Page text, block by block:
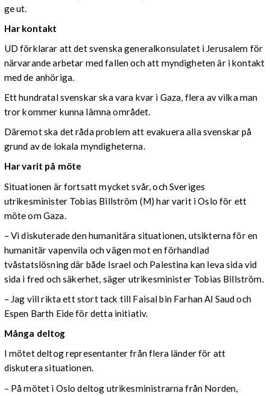
ge ut.
Har kontakt
UD förklarar att det svenska generalkonsulatet i Jerusalem för
närvarande arbetar med fallen och att myndigheten är i kontakt
med de anhöriga.
Ett hundratal svenskar ska vara kvar i Gaza, flera av vilka man
tror kommer kunna lämna området.
Däremot ska det råda problem att evakuera alla svenskar på
grund av de lokala myndigheterna.
Har varit på möte
Situationen är fortsatt mycket svår, och Sveriges
utrikesminister Tobias Billström (M) har varit i Oslo för ett
möte om Gaza.
– Vi diskuterade den humanitära situationen, utsikterna för en
humanitär vapenvila och vägen mot en förhandlad
tvåstatslösning där både Israel och Palestina kan leva sida vid
sida i fred och säkerhet, säger utrikesminister Tobias Billström.
– Jag vill rikta ett stort tack till Faisal bin Farhan Al Saud och
Espen Barth Eide för detta initiativ.
Många deltog
I mötet deltog representanter från flera länder för att
diskutera situationen.
– På mötet i Oslo deltog utrikesministrarna från Norden,